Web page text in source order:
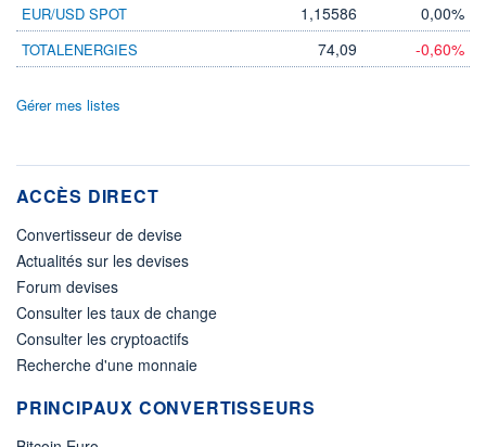
EUR/USD SPOT 1,15586 0,00%
TOTALENERGIES 74,09 -0,60%
Gérer mes listes
ACCÈS DIRECT
Convertisseur de devise
Actualités sur les devises
Forum devises
Consulter les taux de change
Consulter les cryptoactifs
Recherche d'une monnaie
PRINCIPAUX CONVERTISSEURS